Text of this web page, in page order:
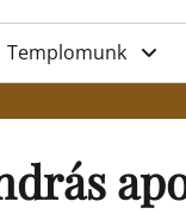
Templomunk